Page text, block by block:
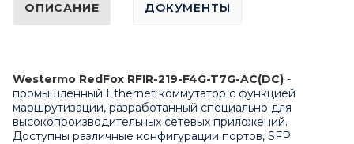
ОПИСАНИЕ ДОКУМЕНТЫ
Westermo RedFox RFIR-219-F4G-T7G-AC(DC) -
промышленный Ethernet коммутатор с функцией
маршрутизации, разработанный специально для
высокопроизводительных сетевых приложений.
Доступны различные конфигурации портов, SFP